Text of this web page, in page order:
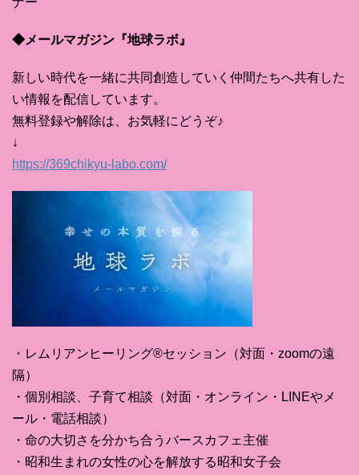
◆メールマガジン『地球ラボ』
新しい時代を一緒に共同創造していく仲間たちへ共有した
い情報を配信しています。
無料登録や解除は、お気軽にどうぞ♪
↓
https://369chikyu-labo.com/
・レムリアンヒーリング®セッション（対面・zoomの遠
隔）
・個別相談、子育て相談（対面・オンライン・LINEやメ
ール・電話相談）
・命の大切さを分かち合うバースカフェ主催
・昭和生まれの女性の心を解放する昭和女子会